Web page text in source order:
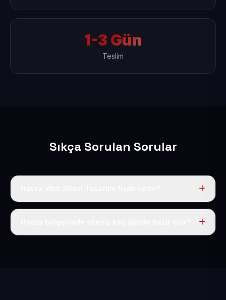
1-3 Gün
Teslim
Sıkça Sorulan Sorular
Tek fiyat uygulanır: yıllık 50 USD + KDV. Bu bedele alan